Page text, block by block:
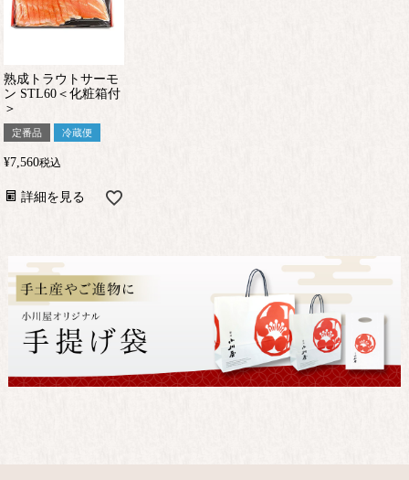
熟成トラウトサーモ
ン STL60＜化粧箱付
＞
定番品 冷蔵便
¥7,560税込
詳細を見る